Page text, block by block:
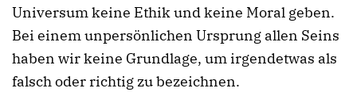
Universum keine Ethik und keine Moral geben.
Bei einem unpersönlichen Ursprung allen Seins
haben wir keine Grundlage, um irgendetwas als
falsch oder richtig zu bezeichnen.